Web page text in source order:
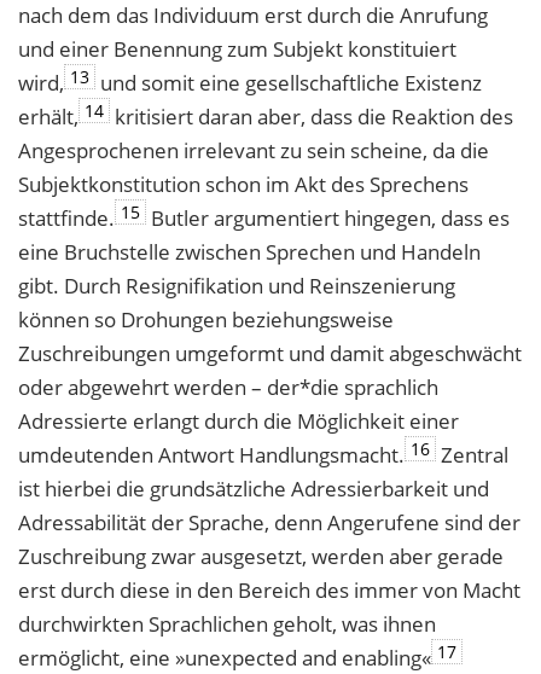
nach dem das Individuum erst durch die Anrufung
und einer Benennung zum Subjekt konstituiert
wird, 13 und somit eine gesellschaftliche Existenz
erhält, 14 kritisiert daran aber, dass die Reaktion des
Angesprochenen irrelevant zu sein scheine, da die
Subjektkonstitution schon im Akt des Sprechens
stattfinde. 15 Butler argumentiert hingegen, dass es
eine Bruchstelle zwischen Sprechen und Handeln
gibt. Durch Resignifikation und Reinszenierung
können so Drohungen beziehungsweise
Zuschreibungen umgeformt und damit abgeschwächt
oder abgewehrt werden – der*die sprachlich
Adressierte erlangt durch die Möglichkeit einer
umdeutenden Antwort Handlungsmacht. 16 Zentral
ist hierbei die grundsätzliche Adressierbarkeit und
Adressabilität der Sprache, denn Angerufene sind der
Zuschreibung zwar ausgesetzt, werden aber gerade
erst durch diese in den Bereich des immer von Macht
durchwirkten Sprachlichen geholt, was ihnen
ermöglicht, eine »unexpected and enabling« 17